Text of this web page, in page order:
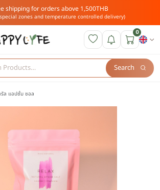
shipping for orders above 1,500THB
zones and temperature controlled delivery)
0
Search
รัล แอปซั่ม ซอล